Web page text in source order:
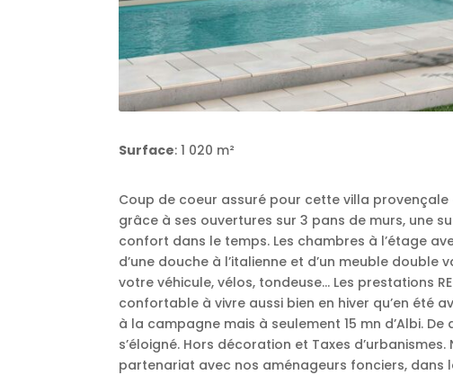
Surface: 1 020 m²
Coup de coeur assuré pour cette villa provençale
grâce à ses ouvertures sur 3 pans de murs, une
confort dans le temps. Les chambres à l’étage
d’une douche à l’italienne et d’un meuble
votre véhicule, vélos, tondeuse… Les prestations
confortable à vivre aussi bien en hiver qu’en été
à la campagne mais à seulement 15 mn d’Albi.
s’éloigné. Hors décoration et Taxes
partenariat avec nos aménageurs fonciers, dans